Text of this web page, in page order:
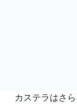
カステラはさら